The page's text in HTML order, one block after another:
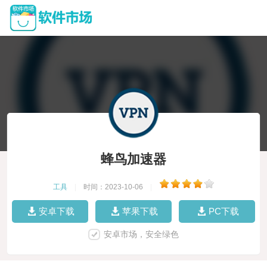
蜂鸟加速器
工具 时间：2023-10-06
安卓下载 苹果下载 PC下载
安卓市场，安全绿色